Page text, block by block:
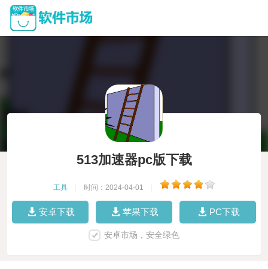
513加速器pc版下载
工具 时间：2024-04-01
安卓下载 苹果下载 PC下载
安卓市场，安全绿色